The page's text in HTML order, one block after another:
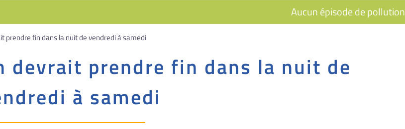
Aucun épisode de pollution
prendre fin dans la nuit de vendredi à samedi
devrait prendre fin dans la nuit de
à samedi